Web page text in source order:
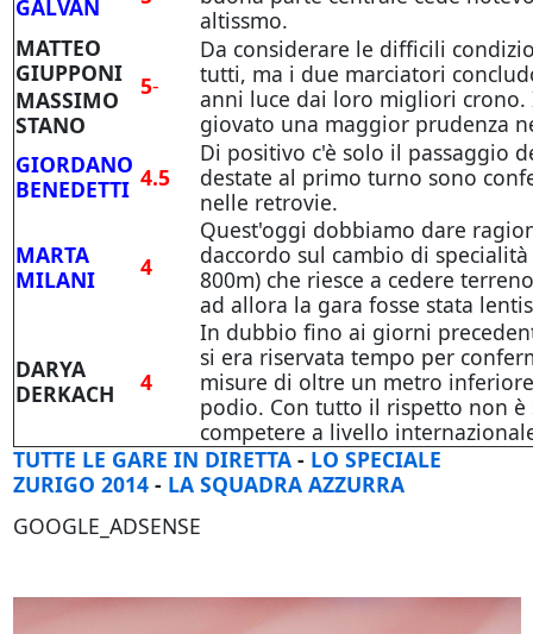
GALVAN
altissmo.
MATTEO
GIUPPONI
5-
Da considerare le difficili
tutti, ma i due marciatori
anni luce dai loro migliori
giovato una maggior prudenza
MASSIMO
STANO
GIORDANO
BENEDETTI 4.5
Di positivo c'è solo il passaggio
destate al primo turno sono
nelle retrovie.
MARTA
MILANI
4
Quest'oggi dobbiamo dare
daccordo sul cambio di
800m) che riesce a cedere
ad allora la gara fosse stata
DARYA
DERKACH
4
In dubbio fino ai giorni
si era riservata tempo per
misure di oltre un metro
podio. Con tutto il rispetto non è
competere a livello
TUTTE LE GARE IN DIRETTA- LO SPECIALE
ZURIGO 2014- LA SQUADRA AZZURRA
GOOGLE_ADSENSE